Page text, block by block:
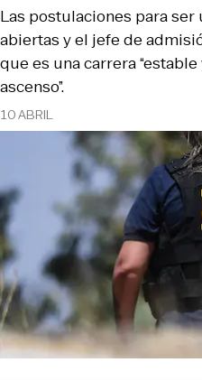
10 ABRIL
Las postulaciones para
abiertas y el jefe de
que es una carrera
ascenso”.